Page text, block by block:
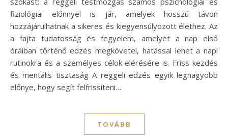
fiziológiai előnnyel is jár, amelyek hosszú távon
hozzájárulhatnak a sikeres és kiegyensúlyozott élethez. Az
a fajta tudatosság és fegyelem, amelyet a nap első
óráiban történő edzés megkövetel, hatással lehet a napi
rutinokra és a személyes célok elérésére is. Friss kezdés
és mentális tisztaság A reggeli edzés egyik legnagyobb
előnye, hogy segít felfrissíteni…
TOVÁBB